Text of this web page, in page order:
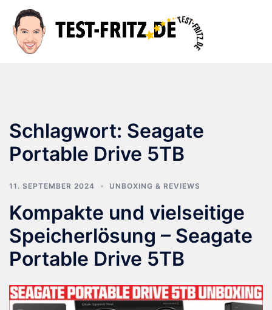
Inhalt
springen
Schlagwort: Seagate
Portable Drive 5TB
11. SEPTEMBER 2024 UNBOXING & REVIEWS
Kompakte und vielseitige
Speicherlösung – Seagate
Portable Drive 5TB